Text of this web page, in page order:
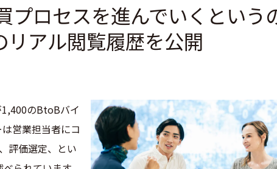
プロセスを進んでいくという
アル閲覧履歴を公開
のBtoBバイ
営業担当者にコ
評価選定、とい